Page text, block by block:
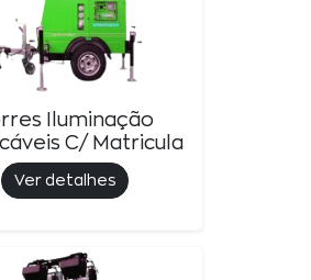
Iluminação
C/ Matricula
Ver detalhes